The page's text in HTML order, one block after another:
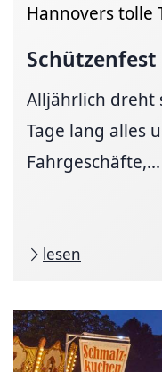
Hannovers tolle
Alljährlich dreht
Tage lang alles
Fahrgeschäfte,...
lesen